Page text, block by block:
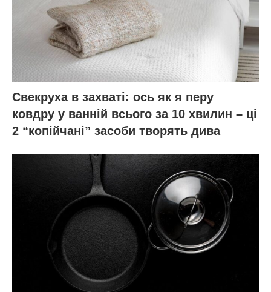
Свекруха в захваті: ось як я перу
ковдру у ванній всього за 10 хвилин – ці
2 “копійчані” засоби творять дива